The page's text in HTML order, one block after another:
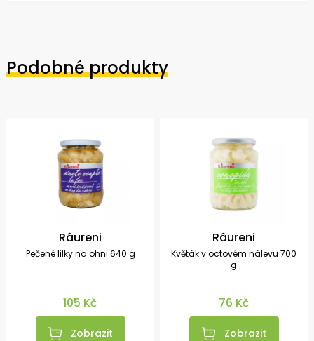
Podobné produkty
Râureni
Pečené lilky na ohni 640 g
105 Kč
Zobrazit
Râureni
Květák v octovém nálevu 700
g
76 Kč
Zobrazit